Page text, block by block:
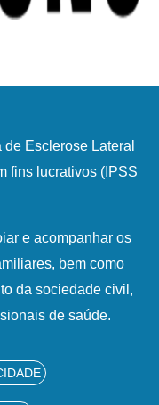
Esclerose Lateral
fins lucrativos (IPSS
e acompanhar os
bem como
da sociedade civil,
de saúde.